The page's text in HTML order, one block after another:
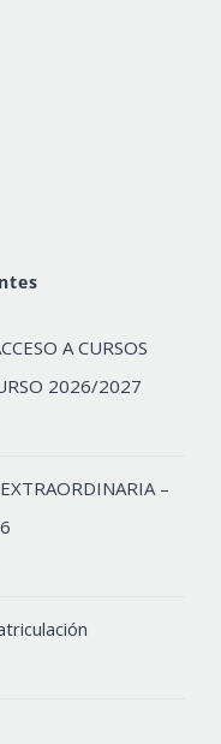
A CURSOS
2026/2027
–